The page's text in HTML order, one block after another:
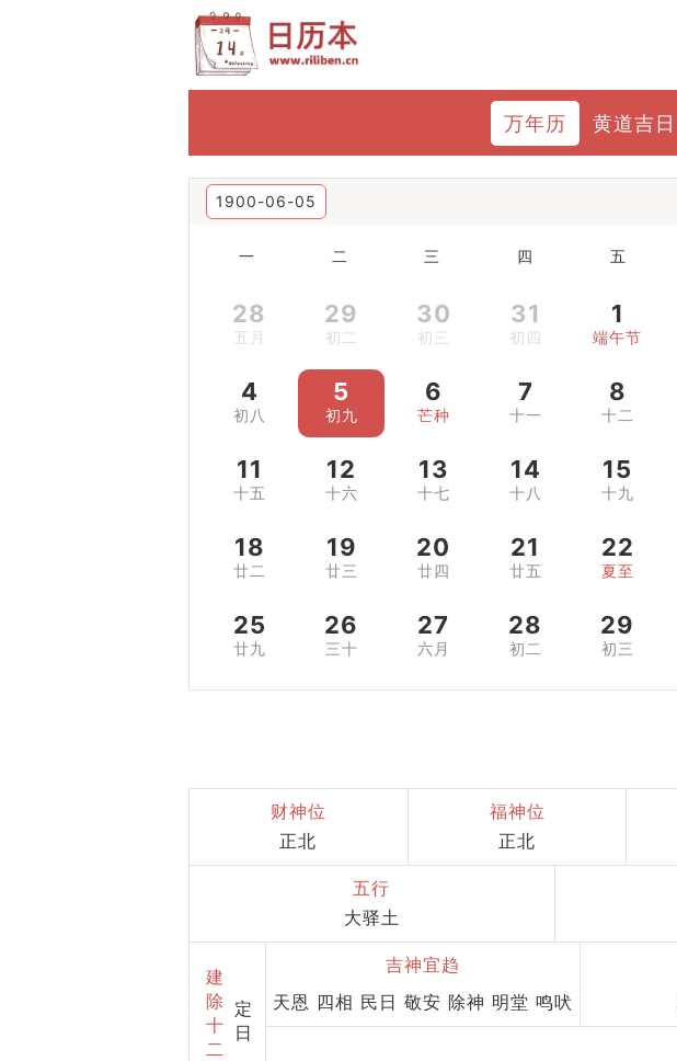
万年历 黄道吉日
1900-06-05
一 二 三 四 五
28
五月
29
初二
30
初三
31
初四
1
端午节
4
初八
5
初九
6
芒种
7
十一
8
十二
11
十五
12
十六
13
十七
14
十八
15
十九
18
廿二
19
廿三
20
廿四
21
廿五
22
夏至
25
廿九
26
三十
27
六月
28
初二
29
初三
财神位
正北
福神位
正北
五行
大驿土
建
除
十
二
定
日
吉神宜趋
天恩 四相 民日 敬安 除神 明堂 鸣吠